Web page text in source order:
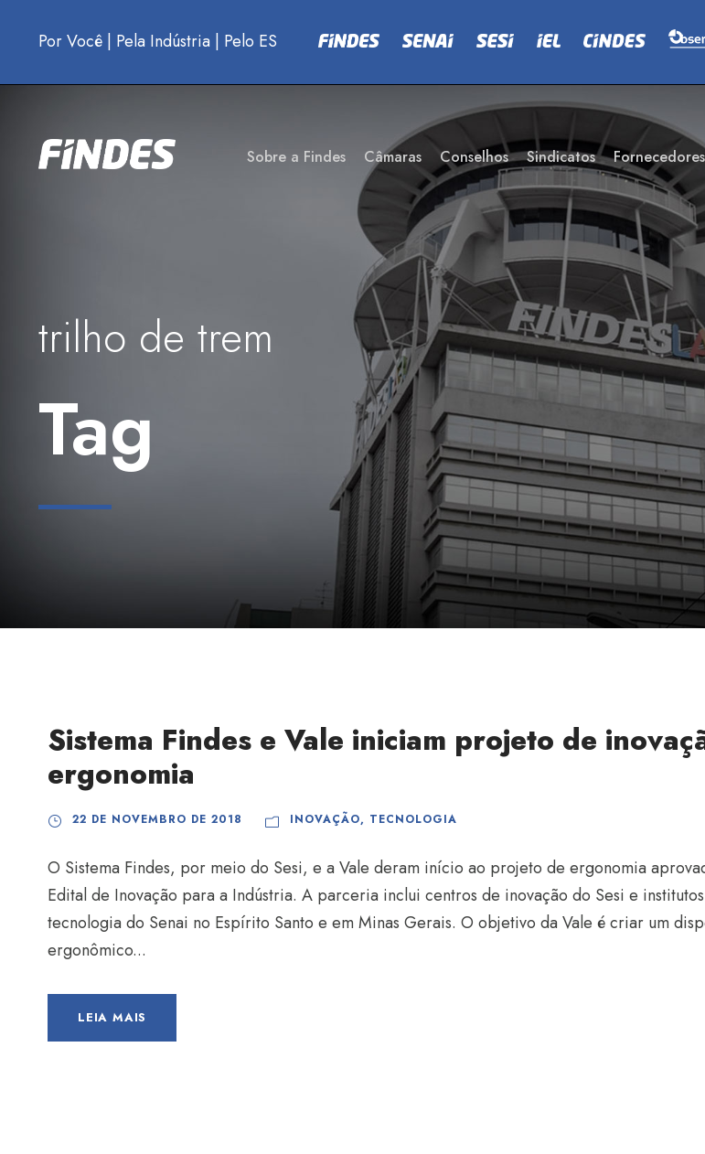
Por Você | Pela Indústria | Pelo ES
Sobre a Findes Câmaras Conselhos Sindicatos Fornecedores
trilho de trem
Tag
Sistema Findes e Vale iniciam projeto de
ergonomia
22 DE NOVEMBRO DE 2018 INOVAÇÃO, TECNOLOGIA
O Sistema Findes, por meio do Sesi, e a Vale deram início ao projeto de ergonomia
Edital de Inovação para a Indústria. A parceria inclui centros de inovação do Sesi e
tecnologia do Senai no Espírito Santo e em Minas Gerais. O objetivo da Vale é criar um
ergonômico...
LEIA MAIS